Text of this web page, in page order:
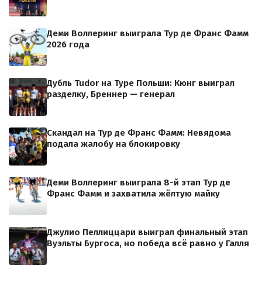
Деми Воллеринг выиграла Тур де Франс Фамм
2026 года
Дубль Tudor на Туре Польши: Кюнг выиграл
разделку, Бреннер — генерал
Скандал на Тур де Франс Фамм: Невядома
подала жалобу на блокировку
Деми Воллеринг выиграла 8-й этап Тур де
Франс Фамм и захватила жёлтую майку
Джулио Пеллиццари выиграл финальный этап
Вуэльты Бургоса, но победа всё равно у Галля